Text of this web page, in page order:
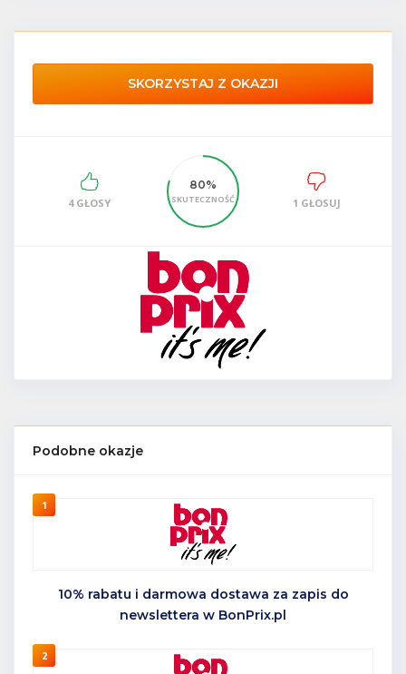
SKORZYSTAJ Z OKAZJI
4 GŁOSY
80%
SKUTECZNOŚĆ 1 GŁOSUJ
Podobne okazje
1
10% rabatu i darmowa dostawa za zapis do
newslettera w BonPrix.pl
2